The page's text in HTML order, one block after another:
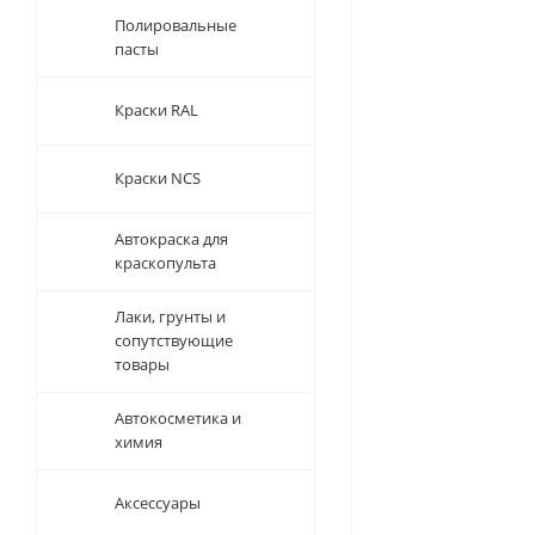
Полировальные
пасты
Краски RAL
Краски NCS
Автокраска для
краскопульта
Лаки, грунты и
сопутствующие
товары
Автокосметика и
химия
Аксессуары